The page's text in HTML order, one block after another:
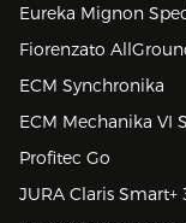
Eureka Mignon
Fiorenzato
ECM Synchronika
ECM Mechanika VI
Profitec Go
JURA Claris Smart+